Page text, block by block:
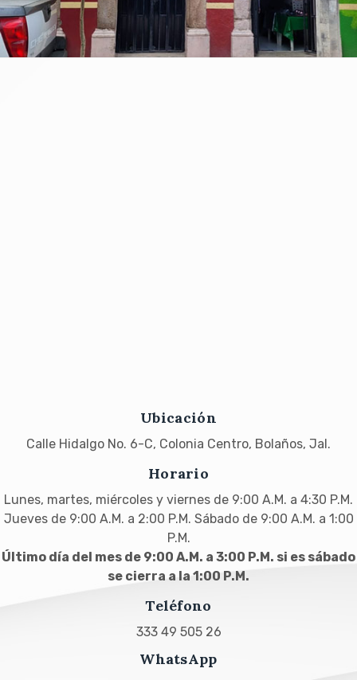
Ubicación
Calle Hidalgo No. 6-C, Colonia Centro, Bolaños, Jal.
Horario
Lunes, martes, miércoles y viernes de 9:00 A.M. a 4:30 P.M.
Jueves de 9:00 A.M. a 2:00 P.M. Sábado de 9:00 A.M. a 1:00
P.M.
Último día del mes de 9:00 A.M. a 3:00 P.M. si es sábado
se cierra a la 1:00 P.M.
Teléfono
333 49 505 26
WhatsApp